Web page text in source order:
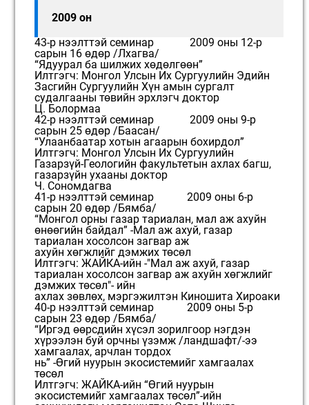
2009 он
43-р нээлттэй семинар 2009 оны 12-р
сарын 16 өдөр /Лхагва/
“Ядуурал ба шилжих хөдөлгөөн”
Илтгэгч: Монгол Улсын Их Сургуулийн Эдийн
Засгийн Сургуулийн Хүн амын сургалт
судалгааны төвийн эрхлэгч доктор
Ц. Болормаа
42-р нээлттэй семинар 2009 оны 9-р
сарын 25 өдөр /Баасан/
“Улаанбаатар хотын агаарын бохирдол”
Илтгэгч: Монгол Улсын Их Сургуулийн
Газарзүй-Геологийн факультетын ахлах багш,
газарзүйн ухааны доктор
Ч. Сономдагва
41-р нээлттэй семинар 2009 оны 6-р
сарын 20 өдөр /Бямба/
“Монгол орны газар тариалан, мал аж ахуйн
өнөөгийн байдал” -Мал аж ахуй, газар
тариалан хосолсон загвар аж
ахуйн хөгжлийг дэмжих төсөл
Илтгэгч: ЖАЙКА-ийн -"Мал аж ахуй, газар
тариалан хосолсон загвар аж ахуйн хөгжлийг
дэмжих төсөл"- ийн
ахлах зөвлөх, мэргэжилтэн Киношита Хироаки
40-р нээлттэй семинар 2009 оны 5-р
сарын 23 өдөр /Бямба/
“Иргэд өөрсдийн хүсэл зорилгоор нэгдэн
хүрээлэн буй орчны үзэмж /ландшафт/-ээ
хамгаалах, арчлан тордох
нь” -Өгий нуурын экосистемийг хамгаалах
төсөл
Илтгэгч: ЖАЙКА-ийн “Өгий нуурын
экосистемийг хамгаалах төсөл”-ийн